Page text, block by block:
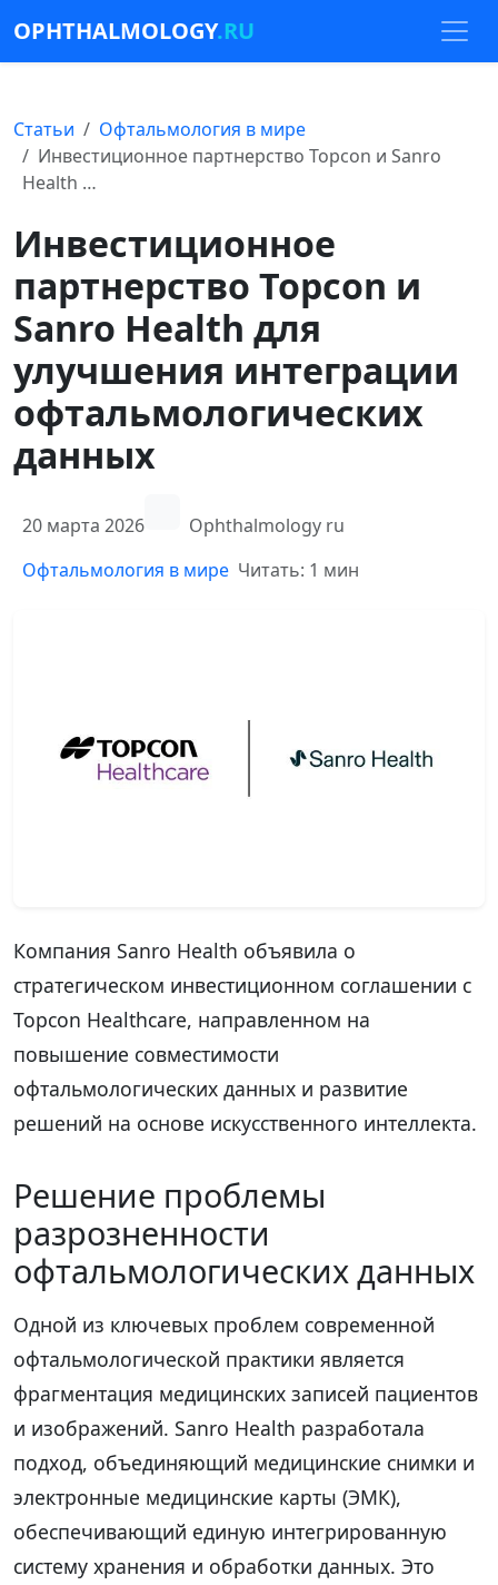
OPHTHALMOLOGY.RU
Статьи
Офтальмология в мире
Инвестиционное партнерство Topcon и Sanro
Health …
Инвестиционное
партнерство Topcon и
Sanro Health для
улучшения интеграции
офтальмологических
данных
20 марта 2026
Ophthalmology ru
Офтальмология в мире Читать: 1 мин
Компания Sanro Health объявила о
стратегическом инвестиционном соглашении с
Topcon Healthcare, направленном на
повышение совместимости
офтальмологических данных и развитие
решений на основе искусственного интеллекта.
Решение проблемы
разрозненности
офтальмологических данных
Одной из ключевых проблем современной
офтальмологической практики является
фрагментация медицинских записей пациентов
и изображений. Sanro Health разработала
подход, объединяющий медицинские снимки и
электронные медицинские карты (ЭМК),
обеспечивающий единую интегрированную
систему хранения и обработки данных. Это